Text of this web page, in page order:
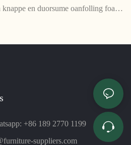
knappe en duorsume oanfolling foar
+86 189 2770 1199
suppliers.com